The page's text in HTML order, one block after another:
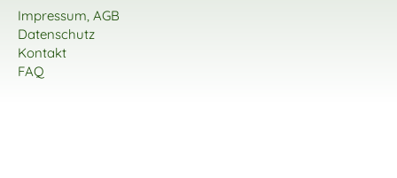
Impressum, AGB
Datenschutz
Kontakt
FAQ